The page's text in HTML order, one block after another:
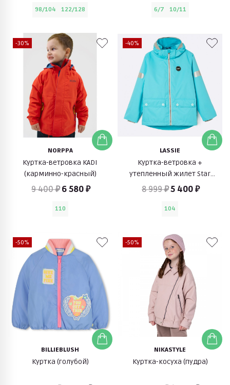
98/104 122/128 6/7 10/11
-30%
NORPPA
Куртка-ветровка KADI
(карминно-красный)
9 400 ₽ 6 580 ₽
110
-40%
LASSIE
Куртка-ветровка +
утепленный жилет Star
Sydvest (голубой)
8 999 ₽5 400 ₽
104
-50%
BILLIEBLUSH
Куртка (голубой)
-50%
NIKASTYLE
Куртка-косуха (пудра)